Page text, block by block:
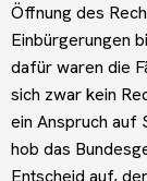
Öffnung des
Einbürgerungen
dafür waren die
sich zwar kein
ein Anspruch auf
hob das
Entscheid auf,